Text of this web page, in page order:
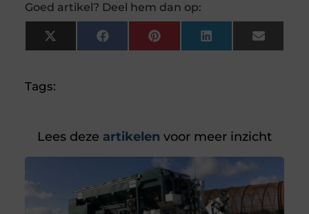
Goed artikel? Deel hem dan op:
X
(Twitter)
FacebookPinterestLinkedInEmail
Tags:
Lees deze artikelen voor meer inzicht